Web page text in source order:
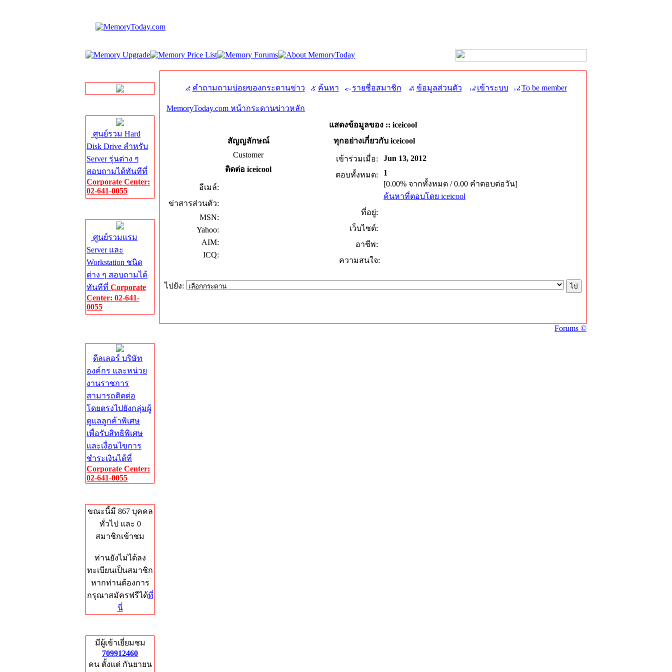
ศูนย์รวม Hard
Disk Drive สำหรับ
Server รุ่นต่าง ๆ
สอบถามได้ทันทีที่
Corporate Center:
02-641-0055
ศูนย์รวมแรม
Server และ
Workstation ชนิด
ต่าง ๆ สอบถามได้
ทันทีที่ Corporate
Center: 02-641-
0055
ดีลเลอร์ บริษัท
องค์กร และหน่วย
งานราชการ
สามารถติดต่อ
โดยตรงไปยังกลุ่มผู้
ดูแลลูกค้าพิเศษ
เพื่อรับสิทธิพิเศษ
และเงื่อนไขการ
ชำระเงินได้ที่
Corporate Center:
02-641-0055
ขณะนี้มี 867 บุคคล
ทั่วไป และ 0
สมาชิกเข้าชม
ท่านยังไม่ได้ลง
ทะเบียนเป็นสมาชิก
หากท่านต้องการ
กรุณาสมัครฟรีได้ที่
นี่
มีผู้เข้าเยี่ยมชม
709912460
คน ตั้งแต่ กันยายน
คำถามถามบ่อยของกระดานข่าว ค้นหา รายชื่อสมาชิก ข้อมูลส่วนตัว เข้าระบบ To be member
MemoryToday.com หน้ากระดานข่าวหลัก
แสดงข้อมูลของ :: iceicool
สัญญลักษณ์
ทุกอย่างเกี่ยวกับ iceicool
Customer
เข้าร่วมเมื่อ:
Jun 13, 2012
ตอบทั้งหมด:
1
[0.00% จากทั้งหมด / 0.00 คำตอบต่อวัน]
ค้นหาที่ตอบโดย iceicool
ที่อยู่:
เว็บไซต์:
อาชีพ:
ความสนใจ:
ติดต่อ iceicool
อีเมล์:
ข่าสารส่วนตัว:
MSN:
Yahoo:
AIM:
ICQ:
ไปยัง:
Forums ©